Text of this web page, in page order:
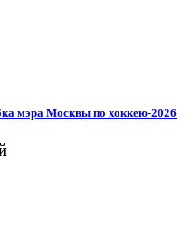
мэра Москвы по хоккею-2026